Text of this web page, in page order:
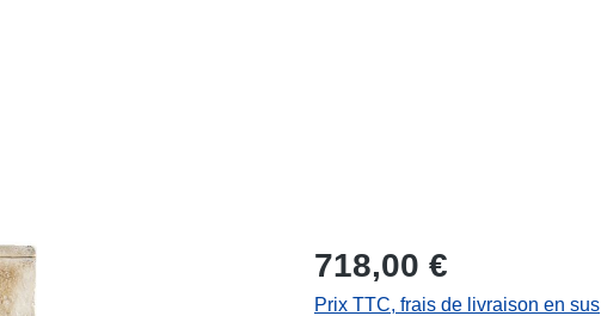
718,00 €
Prix TTC, frais de livraison en sus